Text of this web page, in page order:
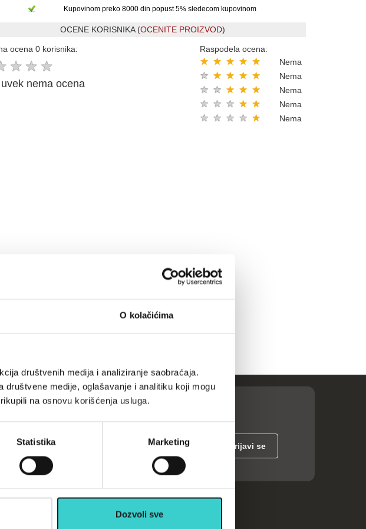
O kolačićima
društvenih medija i analiziranje saobraćaja.
medije, oglašavanje i analitiku koji mogu
na osnovu korišćenja usluga.
Statistika Marketing
Dozvoli sve
Kupovinom preko 8000 din popust 5% sledecom kupovinom
OCENE KORISNIKA (OCENITE PROIZVOD)
ocena 0 korisnika:
★ ★ ★
nema ocena
Raspodela ocena:
★
★
★
★
★ Nema
★
★
★
★
★ Nema
★
★
★
★
★ Nema
★
★
★
★
★ Nema
★
★
★
★
★ Nema
Informacije